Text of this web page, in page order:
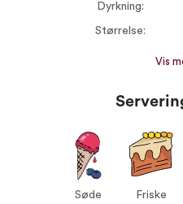
Dyrkning:
Størrelse:
Proptype:
Vin til:
Vis
Søde
Friske